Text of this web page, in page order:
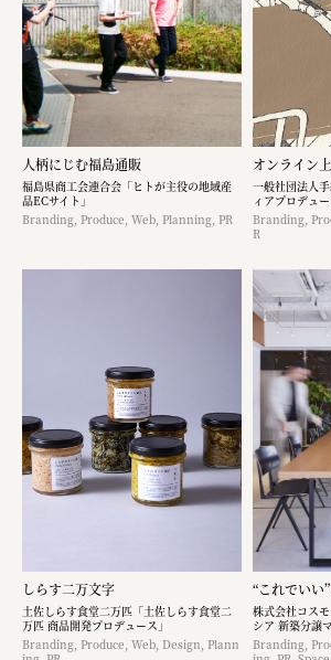
人柄にじむ福島通販
福島県商工会連合会「ヒトが主役の地域産
品ECサイト」
Branding, Produce, Web, Planning, PR
オンライン
一般社団法人
ィアプロデュー
Branding,
R
しらす二万文字
土佐しらす食堂二万匹「土佐しらす食堂二
万匹 商品開発プロデュース」
Branding, Produce, Web, Design, Plann
“これでいい
株式会社コス
シア 新築分譲
Branding,